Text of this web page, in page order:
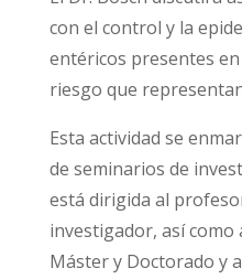
con el control y la
entéricos presentes
riesgo que
Esta actividad se
de seminarios de
está dirigida al
investigador, así como
Máster y Doctorado y